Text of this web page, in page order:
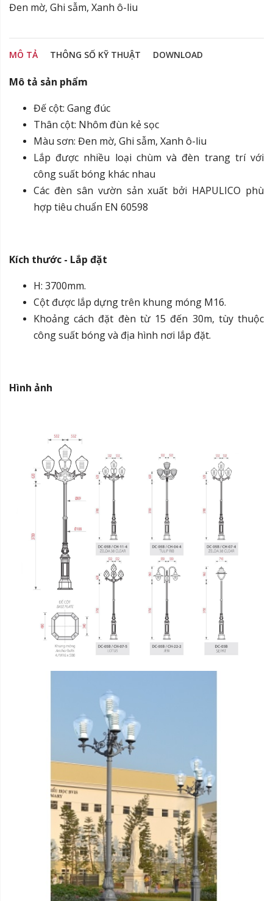
Đen mờ, Ghi sẫm, Xanh ô-liu
MÔ TẢ THÔNG SỐ KỸ THUẬT DOWNLOAD
Mô tả sản phẩm
Đế cột: Gang đúc
Thân cột: Nhôm đùn kẻ sọc
Màu sơn: Đen mờ, Ghi sẫm, Xanh ô-liu
Lắp được nhiều loại chùm và đèn trang trí với
công suất bóng khác nhau
Các đèn sân vườn sản xuất bởi HAPULICO phù
hợp tiêu chuẩn EN 60598
Kích thước - Lắp đặt
H: 3700mm.
Cột được lắp dựng trên khung móng M16.
Khoảng cách đặt đèn từ 15 đến 30m, tùy thuộc
công suất bóng và địa hình nơi lắp đặt.
Hình ảnh